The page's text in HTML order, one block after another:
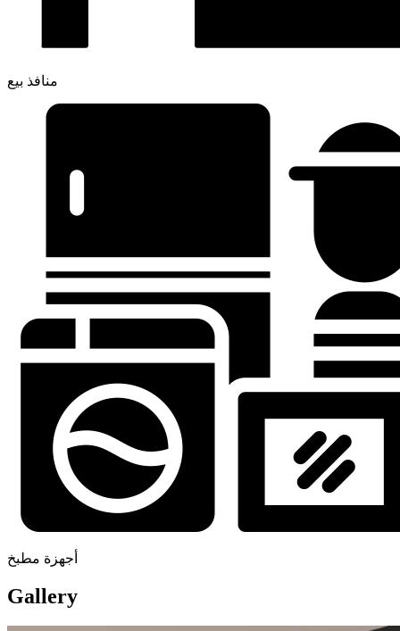
منافذ بيع
أجهزة مطبخ
Gallery